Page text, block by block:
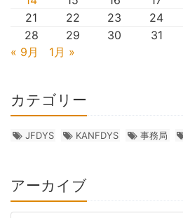
21
22 23 24
28
29 30
31
« 9月
1月 »
カテゴリー
JFDYS KANFDYS 事務局
アーカイブ